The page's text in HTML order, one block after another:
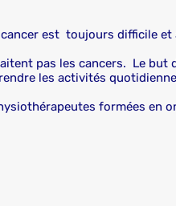
cancer est toujours difficile
pas les cancers. Le but
les activités
formées en